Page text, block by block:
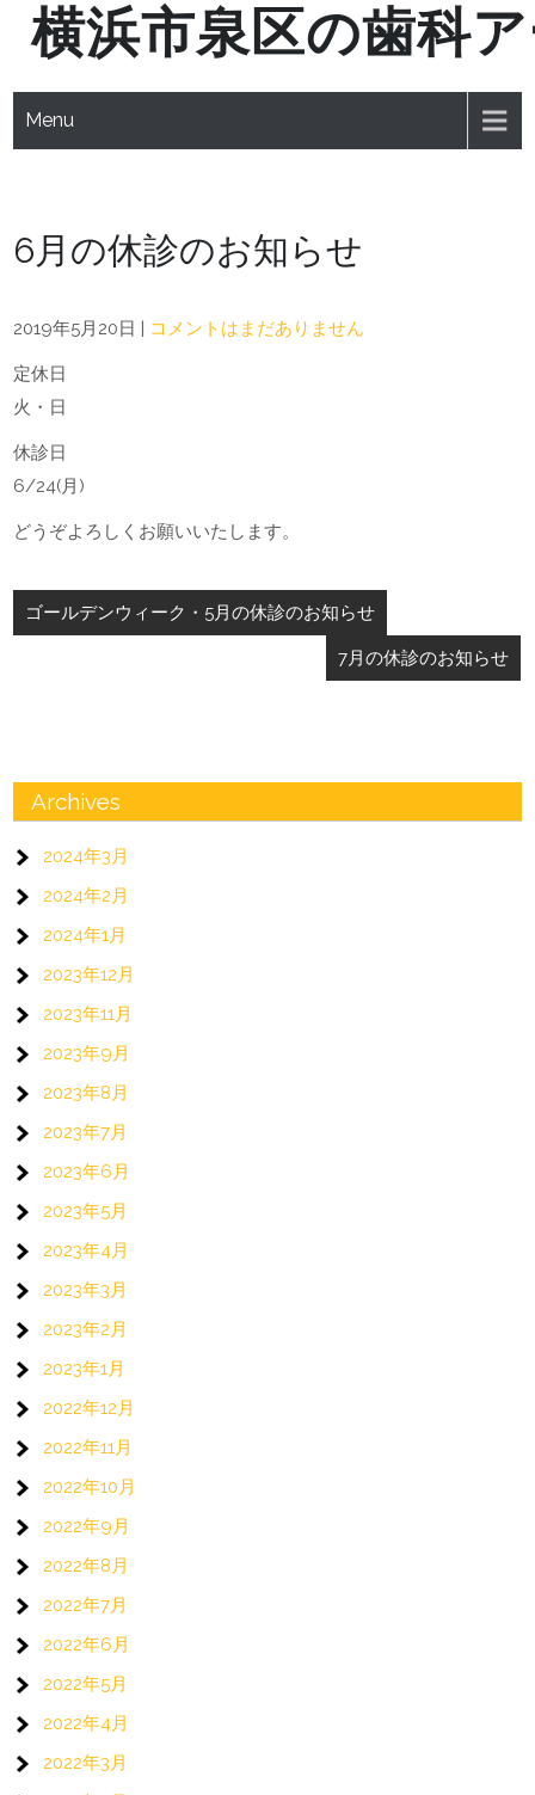
Skip横浜市泉区の歯科
Menu
6月の休診のお知らせ
2019年5月20日 | コメントはまだありません
定休日
火・日
休診日
6/24(月)
どうぞよろしくお願いいたします。
投
稿
ー
シ
ョ
ン
ゴールデンウィーク・5月の休診のお知らせ
7月の休診のお知らせ
Archives
2024年3月
2024年2月
2024年1月
2023年12月
2023年11月
2023年9月
2023年8月
2023年7月
2023年6月
2023年5月
2023年4月
2023年3月
2023年2月
2023年1月
2022年12月
2022年11月
2022年10月
2022年9月
2022年8月
2022年7月
2022年6月
2022年5月
2022年4月
2022年3月